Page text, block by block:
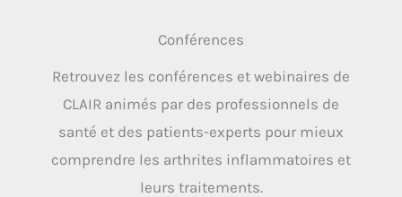
Conférences
Retrouvez les conférences et webinaires de
CLAIR animés par des professionnels de
santé et des patients-experts pour mieux
comprendre les arthrites inflammatoires et
leurs traitements.